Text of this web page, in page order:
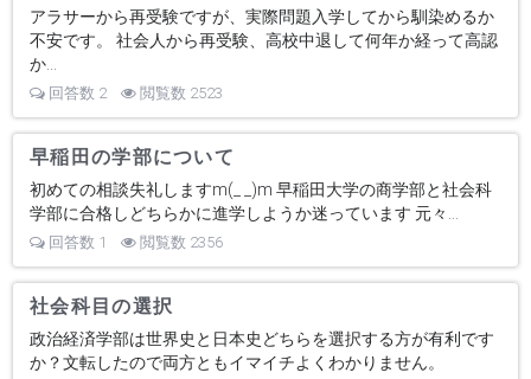
アラサーから再受験ですが、実際問題入学してから馴染めるか
不安です。 社会人から再受験、高校中退して何年か経って高認
か...
回答数 2 閲覧数 2523
早稲田の学部について
初めての相談失礼しますm(_ _)m 早稲田大学の商学部と社会科
学部に合格しどちらかに進学しようか迷っています 元々...
回答数 1 閲覧数 2356
社会科目の選択
政治経済学部は世界史と日本史どちらを選択する方が有利です
か？文転したので両方ともイマイチよくわかりません。